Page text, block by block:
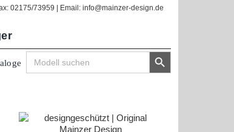
02175/73959 | Email: info@mainzer-design.de
Search
for:
Search Button